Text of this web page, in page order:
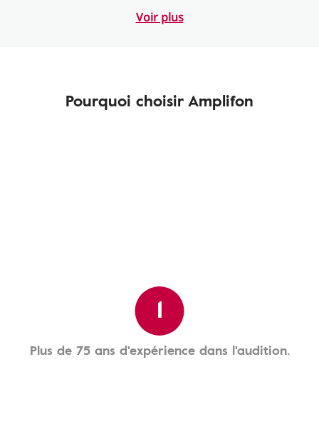
Voir plus
Pourquoi choisir Amplifon
1
Plus de 75 ans d'expérience dans l'audition.